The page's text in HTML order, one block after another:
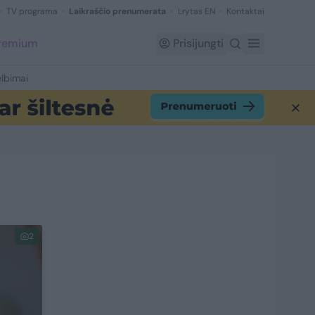
TV programa Laikraščio prenumerata Lrytas EN Kontaktai
Prisijungti
2